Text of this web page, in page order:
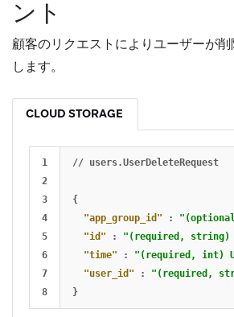
ント
顧客のリクエストによりユーザーが
します。
CLOUD STORAGE
1
2
3
4
5
6
7
// users.UserDeleteRequest
{
"app_group_id"
:
"id"
:
"(required, string)
"time"
:
"(required, int)
"user_id"
:
"(required,
}